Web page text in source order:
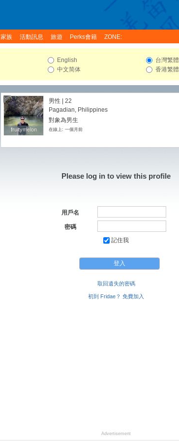
家族 活動訊息 旅遊 Perks會籍 ZONE:
English
中文简体
台灣繁體
香港繁體
fruitymelon
fruitymelon
男性 | 22
Pagadian, Philippines
對象為男生
在線上: 一個月前
Please log in to view this profile
用戶名
密碼
記住我
取回遺失的密碼
初到 Fridae？ 免費加入
Advertisement